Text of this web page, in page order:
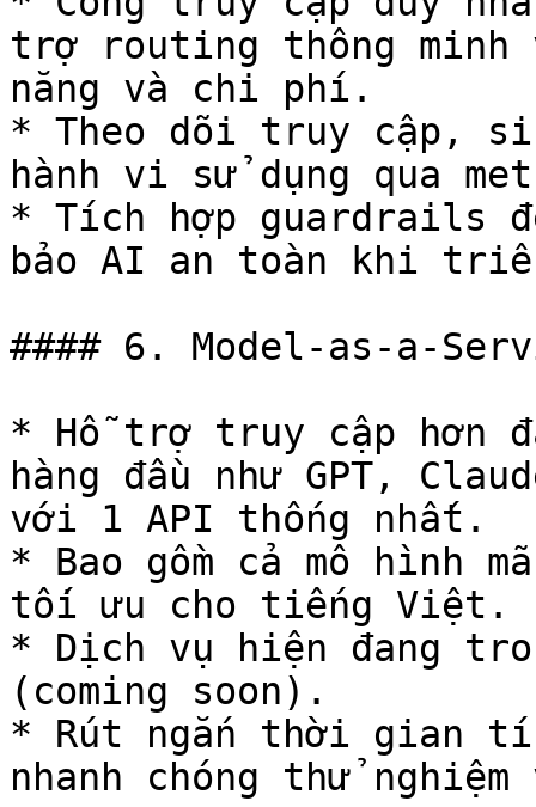
trợ routing thông minh
năng và chi phí.
* Theo dõi truy cập,
hành vi sử dụng qua
* Tích hợp guardrails
bảo AI an toàn khi
#### 6. Model-as-a-
* Hỗ trợ truy cập hơn
hàng đầu như GPT,
với 1 API thống nhất.
* Bao gồm cả mô hình
tối ưu cho tiếng Việt.
* Dịch vụ hiện đang
(coming soon).
* Rút ngắn thời gian
nhanh chóng thử